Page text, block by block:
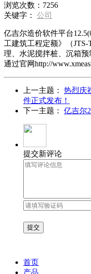
浏览次数： 7256
关键字： 公司
亿吉尔造价软件平台
工建筑工程定额》（JTS-
理、水泥搅拌桩、沉箱
通过官网http://
上一主题： 热烈庆
件正式发布！
下一主题： 亿吉尔
提交新评论
首页
产品